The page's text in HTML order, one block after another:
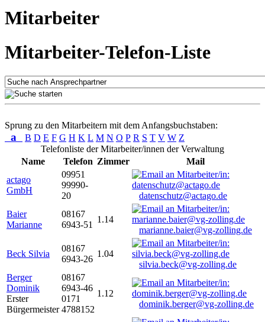
Mitarbeiter
Mitarbeiter-Telefon-Liste
Sprung zu den Mitarbeitern mit dem Anfangsbuchstaben:
a B D E F G H K L M N O P R S T V W Z
Telefonliste der Mitarbeiter/innen der Verwaltung
Name
Telefon Zimmer
Mail
actago
GmbH
09951
99990-
20
datenschutz@actago.de
Baier
Marianne
08167
6943-51
1.14
marianne.baier@vg-zolling.de
Beck Silvia
08167
6943-26
1.04
silvia.beck@vg-zolling.de
Berger
Dominik
Erster
Bürgermeister
08167
6943-46
0171
4788152
1.12
dominik.berger@vg-zolling.de